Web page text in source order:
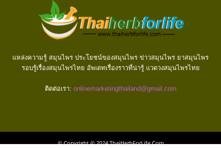
แหล่งความรู้ สมุนไพร ประโยชน์ของสมุนไพร ข่าวสมุนไพร ยาสมุนไพร
รอบรู้เรื่องสมุนไพรไทย อัพเดทเรื่องราวที่น่ารู้ แวดวงสมุนไพรไทย
ติดต่อเรา: onlinemarketingthailand@gmail.com
© Copyright © 2024 ThaiHerbForLife.Com